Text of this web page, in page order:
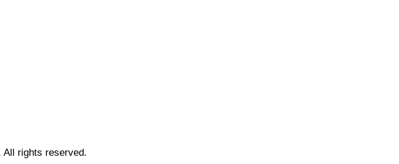
rights reserved.